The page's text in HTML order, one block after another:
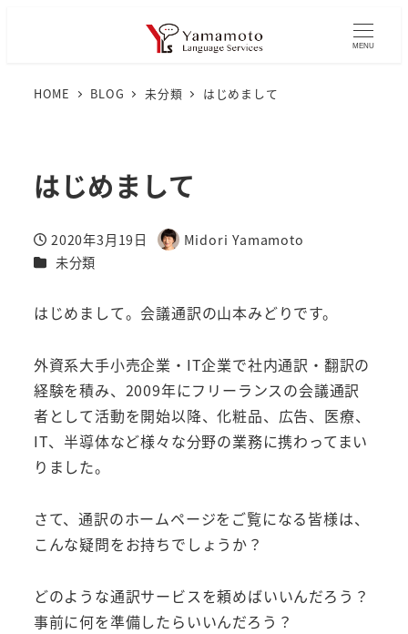
MENU
HOME BLOG 未分類 はじめまして
はじめまして
投稿日
2020年3月19日
著
Midori Yamamoto
カテゴリー
未分類
はじめまして。会議通訳の山本みどりです。
外資系大手小売企業・IT企業で社内通訳・翻訳の
経験を積み、2009年にフリーランスの会議通訳
者として活動を開始以降、化粧品、広告、医療、
IT、半導体など様々な分野の業務に携わってまい
りました。
さて、通訳のホームページをご覧になる皆様は、
こんな疑問をお持ちでしょうか？
どのような通訳サービスを頼めばいいんだろう？
事前に何を準備したらいいんだろう？